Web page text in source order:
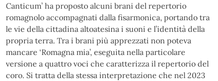
Canticum’ ha proposto alcuni brani del repertorio
romagnolo accompagnati dalla fisarmonica, portando tra
le vie della cittadina altoatesina i suoni e l’identità della
propria terra. Tra i brani più apprezzati non poteva
mancare ‘Romagna mia’, eseguita nella particolare
versione a quattro voci che caratterizza il repertorio del
coro. Si tratta della stessa interpretazione che nel 2023